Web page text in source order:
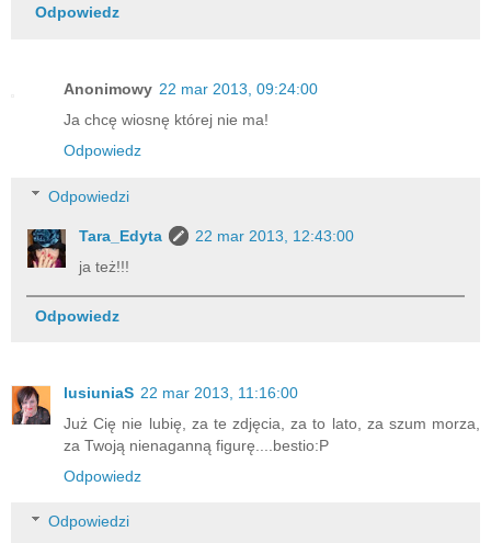
Odpowiedz
Anonimowy 22 mar 2013, 09:24:00
Ja chcę wiosnę której nie ma!
Odpowiedz
Odpowiedzi
Tara_Edyta
22 mar 2013, 12:43:00
ja też!!!
Odpowiedz
lusiuniaS 22 mar 2013, 11:16:00
Już Cię nie lubię, za te zdjęcia, za to lato, za szum morza,
za Twoją nienaganną figurę....bestio:P
Odpowiedz
Odpowiedzi